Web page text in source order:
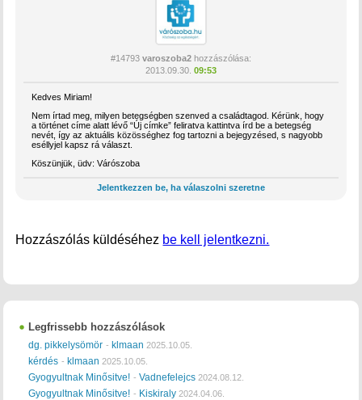
#14793 varoszoba2 hozzászólása:
2013.09.30. 09:53
Kedves Miriam!
Nem írtad meg, milyen betegségben szenved a családtagod. Kérünk, hogy
a történet címe alatt lévő “Új címke” feliratva kattintva írd be a betegség
nevét, így az aktuális közösséghez fog tartozni a bejegyzésed, s nagyobb
eséllyjel kapsz rá választ.
Köszünjük, üdv: Várószoba
Jelentkezzen be, ha válaszolni szeretne
Hozzászólás küldéséhez be kell jelentkezni.
Legfrissebb hozzászólások
dg. pikkelysömör - klmaan 2025.10.05.
kérdés - klmaan 2025.10.05.
Gyogyultnak Minősitve! -Vadnefelejcs 2024.08.12.
Gyogyultnak Minősitve! - Kiskiraly 2024.04.06.